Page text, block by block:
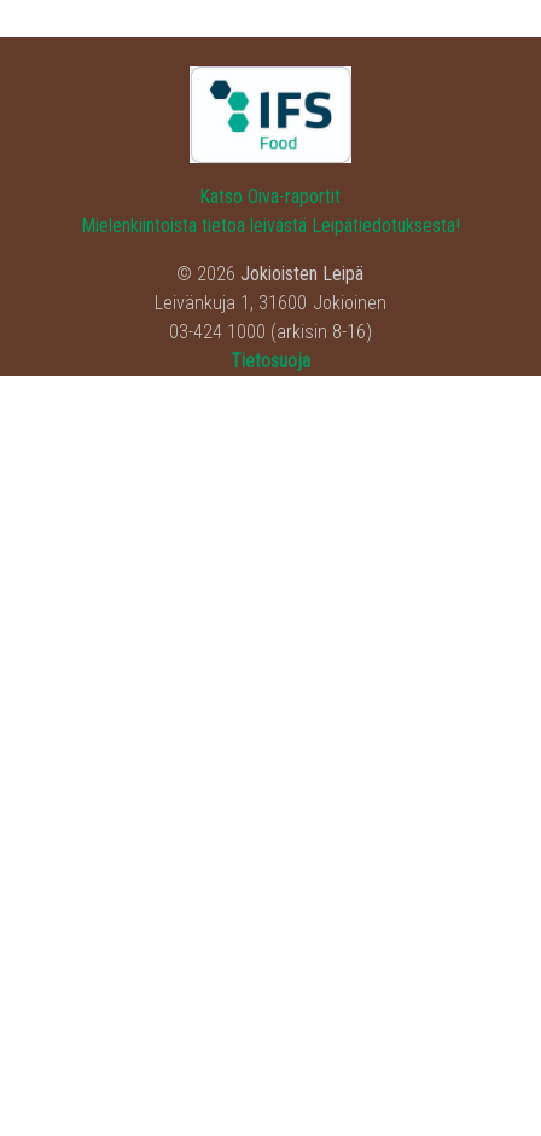
Katso Oiva-raportit
Mielenkiintoista tietoa leivästä Leipätiedotuksesta!
© 2026Jokioisten Leipä
Leivänkuja 1 , 31600 Jokioinen
03-424 1000 (arkisin 8-16)
Tietosuoja